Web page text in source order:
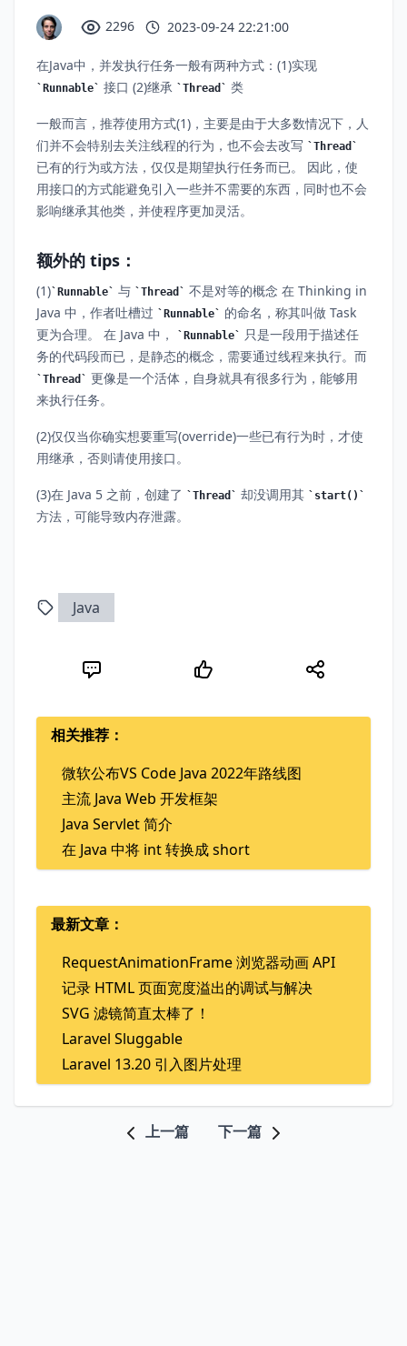
2296 2023-09-24 22:21:00
在Java中，并发执行任务一般有两种方式：(1)实现
Runnable 接口 (2)继承 Thread 类
一般而言，推荐使用方式(1)，主要是由于大多数情况下，人
们并不会特别去关注线程的行为，也不会去改写
Thread
已有的行为或方法，仅仅是期望执行任务而已。 因此，使
用接口的方式能避免引入一些并不需要的东西，同时也不会
影响继承其他类，并使程序更加灵活。
额外的 tips：
(1) Runnable 与 Thread
不是对等的概念 在 Thinking in
Java 中，作者吐槽过
Runnable
的命名，称其叫做 Task
更为合理。 在 Java 中，
Runnable
只是一段用于描述任
务的代码段而已，是静态的概念，需要通过线程来执行。而
Thread
更像是一个活体，自身就具有很多行为，能够用
来执行任务。
(2)仅仅当你确实想要重写(override)一些已有行为时，才使
用继承，否则请使用接口。
(3)在 Java 5 之前，创建了 Thread 却没调用其 start()
方法，可能导致内存泄露。
Java
相关推荐：
微软公布VS Code Java 2022年路线图
主流 Java Web 开发框架
Java Servlet 简介
在 Java 中将 int 转换成 short
最新文章：
RequestAnimationFrame 浏览器动画 API
记录 HTML 页面宽度溢出的调试与解决
SVG 滤镜简直太棒了！
Laravel Sluggable
Laravel 13.20 引入图片处理
上一篇 下一篇